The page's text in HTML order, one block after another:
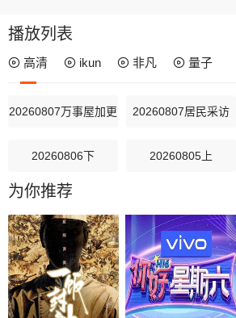
播放列表
高清 ikun 非凡 量子
20260807万事屋加更 20260807居民采访
20260806下 20260805上
20260802花絮
20260801推门彩蛋 20260731万事屋加更
20260730副本存档中 20260730下
为你推荐